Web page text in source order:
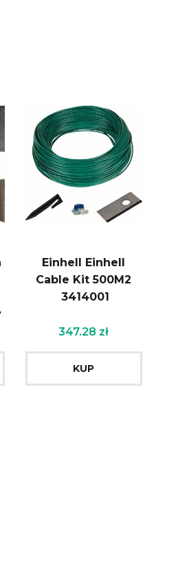
Einhell Einhell
Cable Kit 500M2
3414001
347.28 zł
KUP